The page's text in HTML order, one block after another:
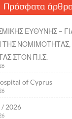
Πρόσφατα
ΕΥΘΥΝΗΣ –
ΝΟΜΙΜΟΤΗΤΑΣ,
ΣΤΟΝ Π.Ι.Σ.
of Cyprus
/ 2026